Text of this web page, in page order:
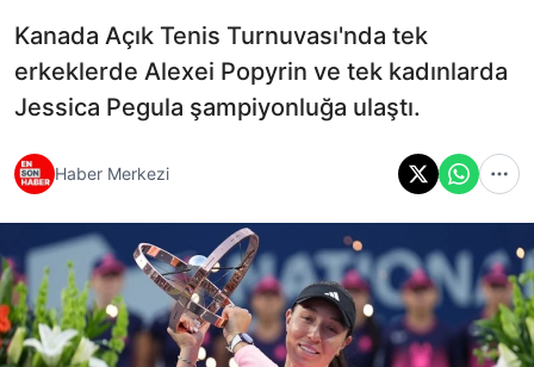
Kanada Açık Tenis Turnuvası'nda tek
erkeklerde Alexei Popyrin ve tek kadınlarda
Jessica Pegula şampiyonluğa ulaştı.
Haber Merkezi